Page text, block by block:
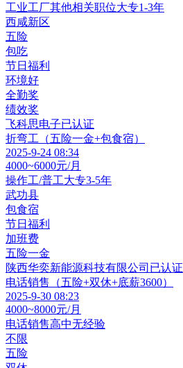
工业工厂其他相关职位大专1-3年
西咸新区
五险
包吃
节日福利
环境好
全勤奖
绩效奖
飞科思电子已认证
折弯工（五险一金+包食宿）
2025-9-24 08:34
4000~6000元/月
操作工/普工大专3-5年
武功县
包食宿
节日福利
加班费
五险一金
陕西华奕新能源科技有限公司 已认证
电话销售（五险+双休+底薪3600）
2025-9-30 08:23
4000~8000元/月
电话销售高中无经验
不限
五险